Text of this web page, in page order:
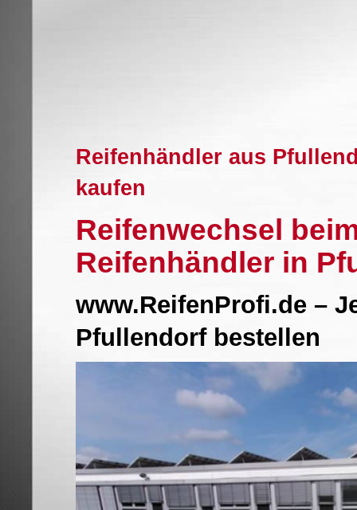
Reifenhändler aus
kaufen
Reifenwechsel
Reifenhändler in
www.ReifenProfi.de –
Pfullendorf bestellen